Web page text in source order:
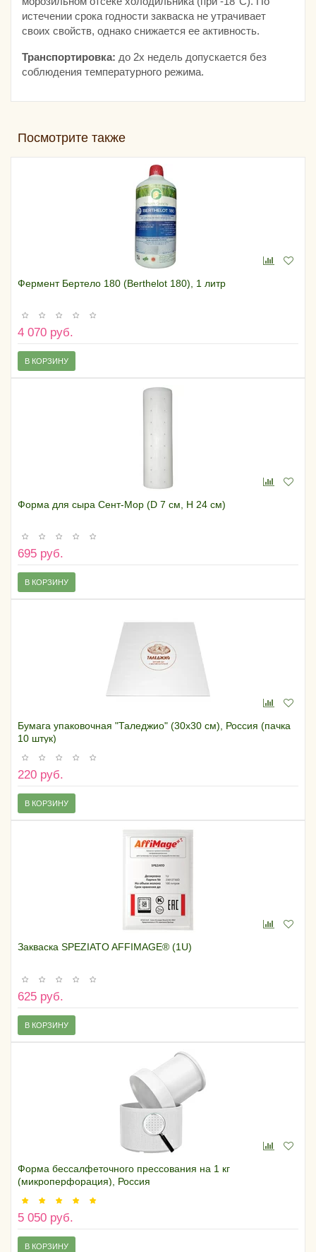
истечении срока годности закваска не утрачивает
своих свойств, однако снижается ее активность.
Транспортировка: до 2х недель допускается без
соблюдения температурного режима.
Посмотрите также
Фермент Бертело 180 (Berthelot 180), 1 литр
4 070 руб.
В КОРЗИНУ
Форма для сыра Сент-Мор (D 7 см, H 24 см)
695 руб.
В КОРЗИНУ
Бумага упаковочная "Таледжио" (30х30 см), Россия (пачка
10 штук)
220 руб.
В КОРЗИНУ
Закваска SPEZIATO AFFIMAGE® (1U)
625 руб.
В КОРЗИНУ
Форма бессалфеточного прессования на 1 кг
(микроперфорация), Россия
5 050 руб.
В КОРЗИНУ